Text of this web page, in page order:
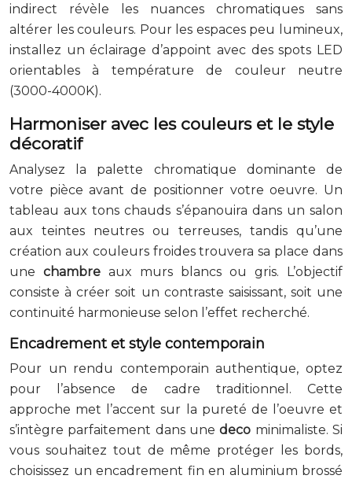
indirect révèle les nuances chromatiques sans
altérer les couleurs. Pour les espaces peu lumineux,
installez un éclairage d’appoint avec des spots LED
orientables à température de couleur neutre
(3000-4000K).
Harmoniser avec les couleurs et le style
décoratif
Analysez la palette chromatique dominante de
votre pièce avant de positionner votre oeuvre. Un
tableau aux tons chauds s’épanouira dans un salon
aux teintes neutres ou terreuses, tandis qu’une
création aux couleurs froides trouvera sa place dans
une chambre aux murs blancs ou gris. L’objectif
consiste à créer soit un contraste saisissant, soit une
continuité harmonieuse selon l’effet recherché.
Encadrement et style contemporain
Pour un rendu contemporain authentique, optez
pour l’absence de cadre traditionnel. Cette
approche met l’accent sur la pureté de l’oeuvre et
s’intègre parfaitement dans unedeco minimaliste. Si
vous souhaitez tout de même protéger les bords,
choisissez un encadrement fin en aluminium brossé